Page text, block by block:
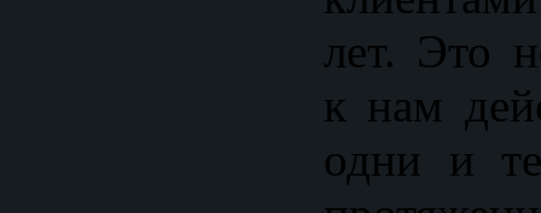
лет. Это
к нам
одни и